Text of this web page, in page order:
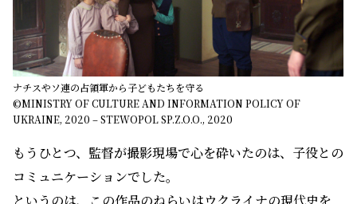
ナチスやソ連の占領軍から子どもたちを守る
​©MINISTRY OF CULTURE AND INFORMATION POLICY OF
UKRAINE, 2020 – STEWOPOL SP.Z.O.O., 2020
もうひとつ、監督が撮影現場で心を砕いたのは、子役との
コミュニケーションでした。